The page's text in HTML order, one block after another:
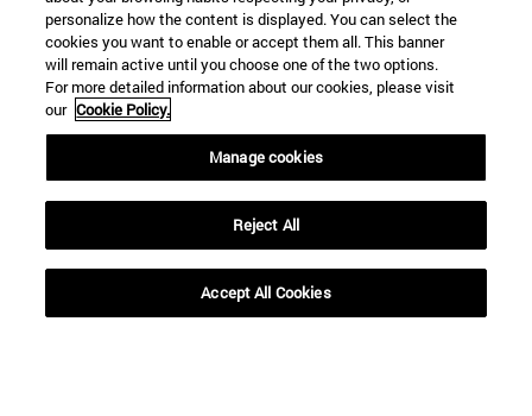
Desde
personalize how the content is displayed. You can select the
cookies you want to enable or accept them all. This banner
will remain active until you choose one of the two options.
For more detailed information about our cookies, please visit
our Cookie Policy.
Manage cookies
Reject All
Accept All Cookies